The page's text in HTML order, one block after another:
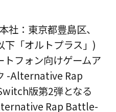
社：東京都豊島区、
下「オルトプラス」)
トフォン向けゲームア
-Alternative Rap
版第2弾となる
Rap Battle-